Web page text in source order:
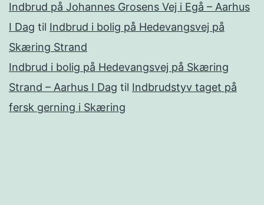
Indbrud på Johannes Grosens Vej i Egå – Aarhus
I Dag til Indbrud i bolig på Hedevangsvej på
Skæring Strand
Indbrud i bolig på Hedevangsvej på Skæring
Strand – Aarhus I Dag til Indbrudstyv taget på
fersk gerning i Skæring